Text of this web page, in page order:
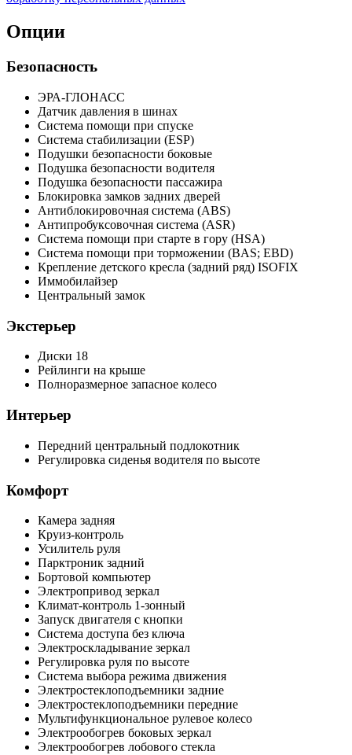
Опции
Безопасность
ЭРА-ГЛОНАСС
Датчик давления в шинах
Система помощи при спуске
Система стабилизации (ESP)
Подушки безопасности боковые
Подушка безопасности водителя
Подушка безопасности пассажира
Блокировка замков задних дверей
Антиблокировочная система (ABS)
Антипробуксовочная система (ASR)
Система помощи при старте в гору (HSA)
Система помощи при торможении (BAS; EBD)
Крепление детского кресла (задний ряд) ISOFIX
Иммобилайзер
Центральный замок
Экстерьер
Диски 18
Рейлинги на крыше
Полноразмерное запасное колесо
Интерьер
Передний центральный подлокотник
Регулировка сиденья водителя по высоте
Комфорт
Камера задняя
Круиз-контроль
Усилитель руля
Парктроник задний
Бортовой компьютер
Электропривод зеркал
Климат-контроль 1-зонный
Запуск двигателя с кнопки
Система доступа без ключа
Электроскладывание зеркал
Регулировка руля по высоте
Система выбора режима движения
Электростеклоподъемники задние
Электростеклоподъемники передние
Мультифункциональное рулевое колесо
Электрообогрев боковых зеркал
Электрообогрев лобового стекла